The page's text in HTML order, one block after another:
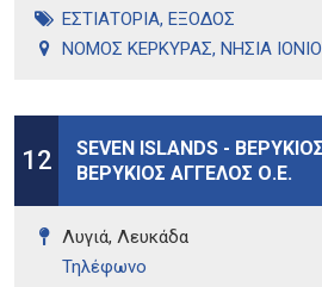
ΕΣΤΙΑΤΟΡΙΑ, ΕΞΟΔΟΣ
ΝΟΜΟΣ ΚΕΡΚΥΡΑΣ, ΝΗΣΙΑ
12
SEVEN ISLANDS -
ΒΕΡΥΚΙΟΣ ΑΓΓΕΛΟΣ Ο.Ε.
Λυγιά, Λευκάδα
Τηλέφωνo